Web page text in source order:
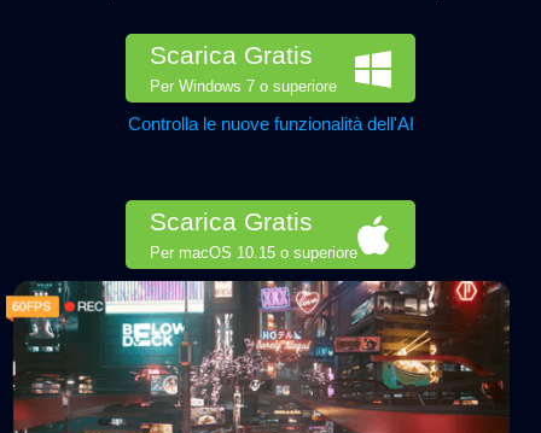
Scarica Gratis
Per Windows 7 o superiore
Controlla le nuove funzionalità dell'AI
Scarica Gratis
Per macOS 10.15 o superiore